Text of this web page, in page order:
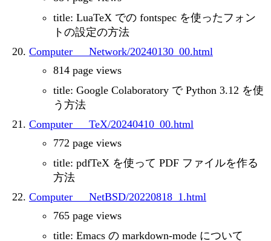
title: LuaTeX での fontspec を使ったフォン
トの設定の方法
Computer___Network/20240130_00.html
814 page views
title: Google Colaboratory で Python 3.12 を使
う方法
Computer___TeX/20240410_00.html
772 page views
title: pdfTeX を使って PDF ファイルを作る
方法
Computer___NetBSD/20220818_1.html
765 page views
title: Emacs の markdown-mode について